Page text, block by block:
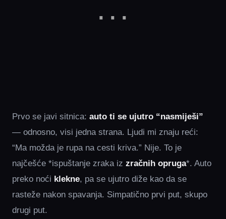
Prvo se javi sitnica: auto ti se ujutro “nasmiješi”
— odnosno, visi jedna strana. Ljudi mi znaju reći:
“Ma možda je rupa na cesti kriva.” Nije. To je
najčešće *ispuštanje zraka iz zračnih opruga*. Auto
preko noći klekne, pa se ujutro diže kao da se
rasteže nakon spavanja. Simpatično prvi put, skupo
drugi put.